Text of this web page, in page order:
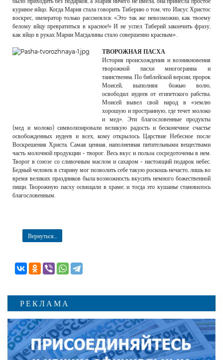
куриное яйцо. Когда Мария стала говорить Тиберию о том, что Иисус Христос
воскрес, император только рассмеялся: «Это так же невозможно, как твоему
белому яйцу превратиться в красное!» И не успел Тиберий закончить фразу,
как яйцо в руках Марии Магдалины стало совершенно красным».
ТВОРОЖНАЯ ПАСХА
История происхождения и возникновения
творожной пасхи многогранна и
таинственна. По библейской версии, пророк
Моисей, выполняя божью волю,
освободил иудеев от египетского рабства.
Моисей вывел свой народ в «землю
хорошую и пространную, где течет молоко
и мед». Эти благословенные продукты
(мед и молоко) символизировали великую радость и бесконечное счастье
освобожденных иудеев и всех, кому открылось Царствие Небесное после
Воскрешения Христа. Самая ценная, наполненная питательными веществами
часть молочной продукции - творог. Весь вкус и польза сосредоточены в нем.
Творог в союзе со сливочным маслом и сахаром - настоящий подарок небес.
Бедный человек в старину мог позволить себе такую роскошь нечасто, лишь во
время великих праздников была возможность вкусить немного божественной
пищи. Творожную пасху освящали в храме, и тогда это кушанье становилось
благословенным.
Вернуться...
РЕКЛАМА